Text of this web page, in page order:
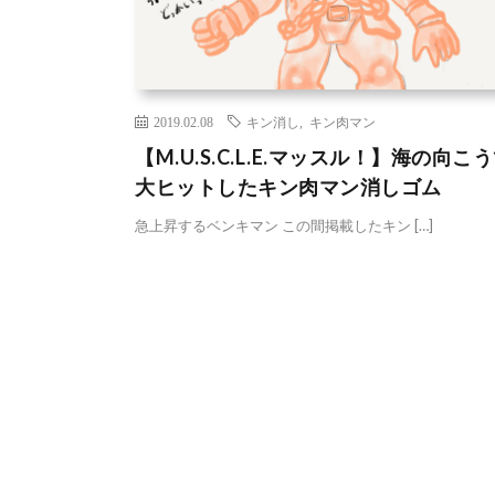
2019.02.08 キン消し キン肉マン
【M.U.S.C.L.E.マッスル！】海の向こ
大ヒットしたキン肉マン消しゴム
急上昇するベンキマン この間掲載したキン […]